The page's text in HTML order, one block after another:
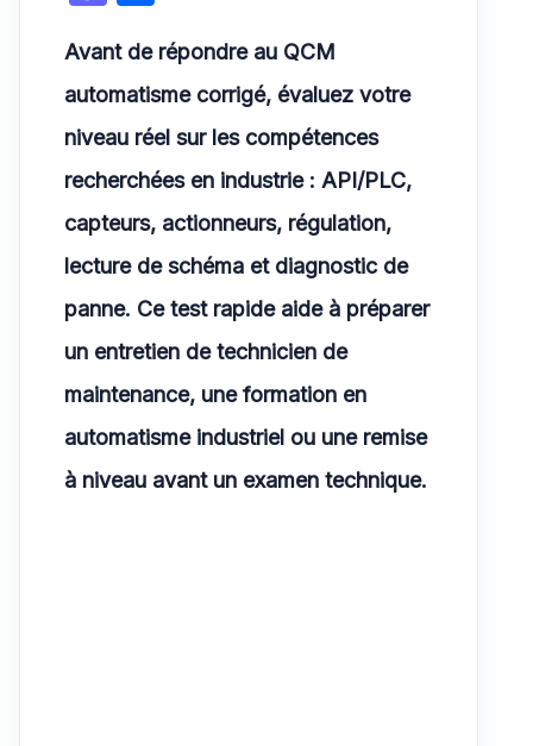
at
s
A
p
p
e
b
o
o
k
t
st
o
d
o
n
ta
g
er
Avant de répondre au QCM
automatisme corrigé, évaluez votre
niveau réel sur les compétences
recherchées en industrie : API/PLC,
capteurs, actionneurs, régulation,
lecture de schéma et diagnostic de
panne. Ce test rapide aide à préparer
un entretien de technicien de
maintenance, une formation en
automatisme industriel ou une remise
à niveau avant un examen technique.